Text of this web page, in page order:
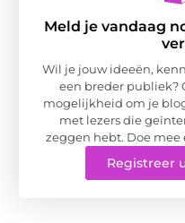
Meld je vandaag
Wil je jouw ideeën,
een breder publiek?
mogelijkheid om je
met lezers die
zeggen hebt. Doe
Registreer